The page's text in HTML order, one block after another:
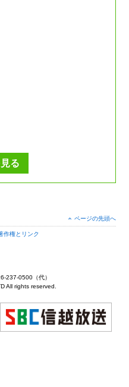
る
ページの先頭へ
作権とリンク
0500（代）
All rights reserved.